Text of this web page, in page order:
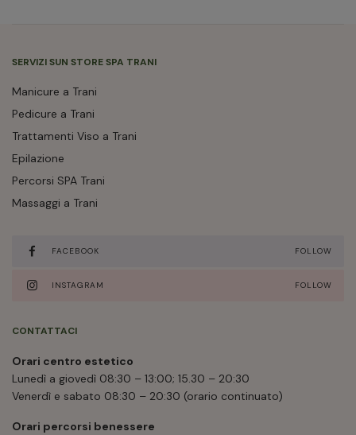
Novembre 2020
Marzo 2020
Gennaio 2020
SERVIZI SUN STORE SPA TRANI
Manicure a Trani
Pedicure a Trani
Trattamenti Viso a Trani
Epilazione
Percorsi SPA Trani
Massaggi a Trani
FACEBOOK FOLLOW
INSTAGRAM FOLLOW
CONTATTACI
Orari centro estetico
Lunedì a giovedì 08:30 – 13:00; 15.30 – 20:30
Venerdì e sabato 08:30 – 20:30 (orario continuato)
Orari percorsi benessere